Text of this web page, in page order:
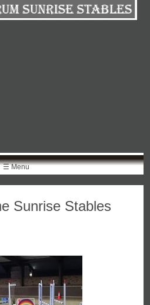
☰ Menu
Sunrise Stables